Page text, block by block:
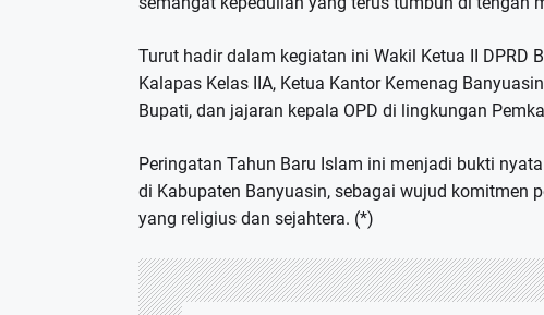
Turut hadir dalam kegiatan ini Wakil Ketua II DPRD
Kalapas Kelas IIA, Ketua Kantor Kemenag
Bupati, dan jajaran kepala OPD di lingkungan
Peringatan Tahun Baru Islam ini menjadi bukti
di Kabupaten Banyuasin, sebagai wujud komitmen
yang religius dan sejahtera. (*)